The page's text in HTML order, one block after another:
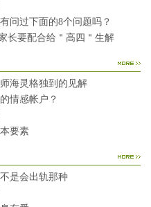
问过下面的8个问题吗？
长要配合给＂高四＂生解
海灵格独到的见解
情感帐户？
要素
是会出轨那种